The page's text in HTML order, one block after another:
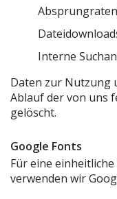
Interne
Daten zur Nutzung
Ablauf der von uns
gelöscht.
Google Fonts
Für eine
verwenden wir